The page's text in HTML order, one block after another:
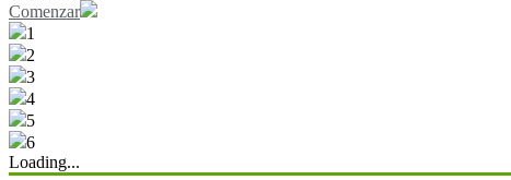
Comenzar
1
2
3
4
5
6
Loading...